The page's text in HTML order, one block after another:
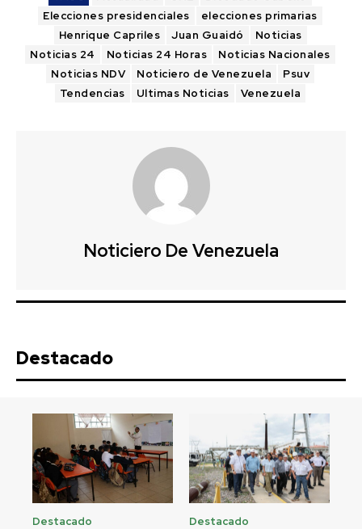
Elecciones presidenciales
elecciones primarias
Henrique Capriles
Juan Guaidó
Noticias
Noticias 24
Noticias 24 Horas
Noticias Nacionales
Noticias NDV
Noticiero de Venezuela
Psuv
Tendencias
Ultimas Noticias Venezuela
Noticiero De Venezuela
Destacado
Destacado Destacado